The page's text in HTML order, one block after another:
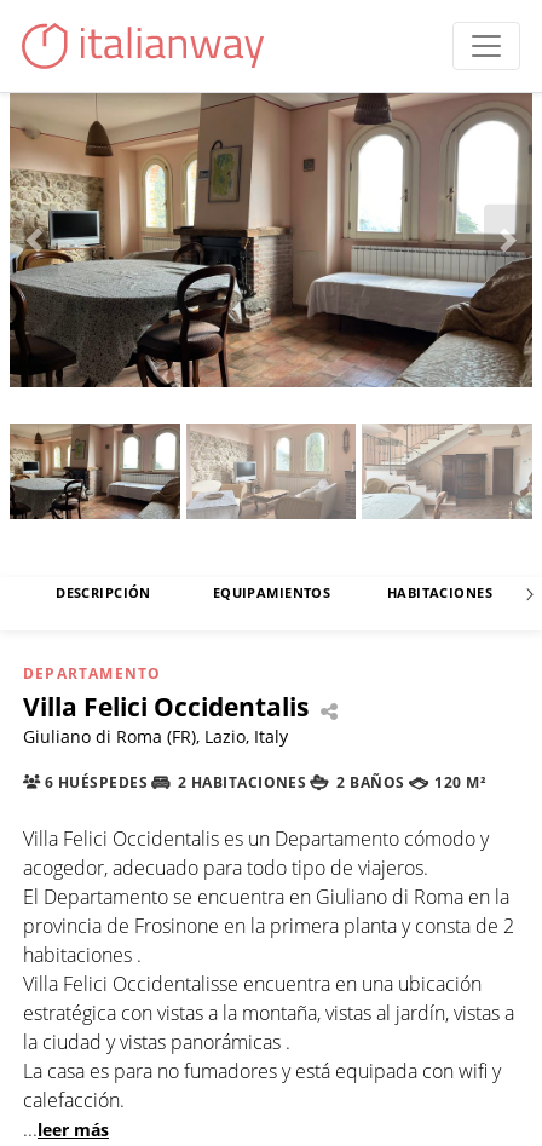
DESCRIPCIÓN EQUIPAMIENTOS HABITACIONES
DEPARTAMENTO
Villa Felici Occidentalis
Giuliano di Roma (FR), Lazio, Italy
6 HUÉSPEDES 2 HABITACIONES 2 BAÑOS 120 M²
Villa Felici Occidentalis es un Departamento cómodo y
acogedor, adecuado para todo tipo de viajeros.
El Departamento se encuentra en Giuliano di Roma en la
provincia de Frosinone en la primera planta y consta de 2
habitaciones .
Villa Felici Occidentalisse encuentra en una ubicación
estratégica con vistas a la montaña, vistas al jardín, vistas a
la ciudad y vistas panorámicas .
La casa es para no fumadores y está equipada con wifi y
calefacción.
...leer más